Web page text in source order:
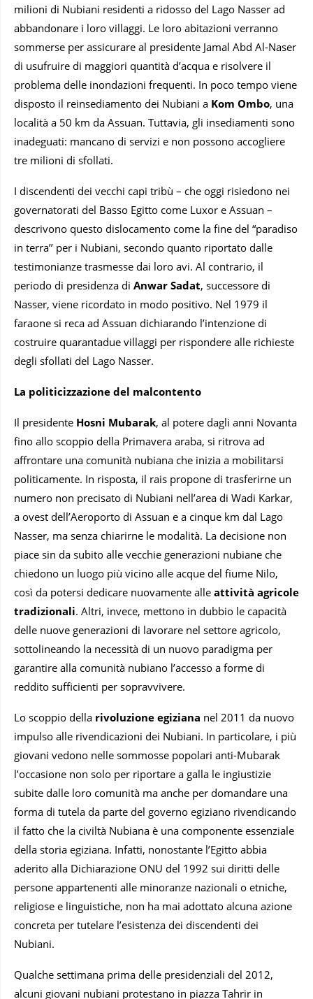
milioni di Nubiani residenti a ridosso del Lago Nasser ad
abbandonare i loro villaggi. Le loro abitazioni verranno
sommerse per assicurare al presidente Jamal Abd Al-Naser
di usufruire di maggiori quantità d’acqua e risolvere il
problema delle inondazioni frequenti. In poco tempo viene
disposto il reinsediamento dei Nubiani a Kom Ombo, una
località a 50 km da Assuan. Tuttavia, gli insediamenti sono
inadeguati: mancano di servizi e non possono accogliere
tre milioni di sfollati.
I discendenti dei vecchi capi tribù – che oggi risiedono nei
governatorati del Basso Egitto come Luxor e Assuan –
descrivono questo dislocamento come la fine del “paradiso
in terra’’ per i Nubiani, secondo quanto riportato dalle
testimonianze trasmesse dai loro avi. Al contrario, il
periodo di presidenza di Anwar Sadat, successore di
Nasser, viene ricordato in modo positivo. Nel 1979 il
faraone si reca ad Assuan dichiarando l’intenzione di
costruire quarantadue villaggi per rispondere alle richieste
degli sfollati del Lago Nasser.
La politicizzazione del malcontento
Il presidente Hosni Mubarak, al potere dagli anni Novanta
fino allo scoppio della Primavera araba, si ritrova ad
affrontare una comunità nubiana che inizia a mobilitarsi
politicamente. In risposta, il rais propone di trasferirne un
numero non precisato di Nubiani nell’area di Wadi Karkar,
a ovest dell’Aeroporto di Assuan e a cinque km dal Lago
Nasser, ma senza chiarirne le modalità. La decisione non
piace sin da subito alle vecchie generazioni nubiane che
chiedono un luogo più vicino alle acque del fiume Nilo,
così da potersi dedicare nuovamente alle attività agricole
tradizionali. Altri, invece, mettono in dubbio le capacità
delle nuove generazioni di lavorare nel settore agricolo,
sottolineando la necessità di un nuovo paradigma per
garantire alla comunità nubiano l’accesso a forme di
reddito sufficienti per sopravvivere.
Lo scoppio della rivoluzione egiziana nel 2011 da nuovo
impulso alle rivendicazioni dei Nubiani. In particolare, i più
giovani vedono nelle sommosse popolari anti-Mubarak
l’occasione non solo per riportare a galla le ingiustizie
subite dalle loro comunità ma anche per domandare una
forma di tutela da parte del governo egiziano rivendicando
il fatto che la civiltà Nubiana è una componente essenziale
della storia egiziana. Infatti, nonostante l’Egitto abbia
aderito alla Dichiarazione ONU del 1992 sui diritti delle
persone appartenenti alle minoranze nazionali o etniche,
religiose e linguistiche, non ha mai adottato alcuna azione
concreta per tutelare l’esistenza dei discendenti dei
Nubiani.
Qualche settimana prima delle presidenziali del 2012,
alcuni giovani nubiani protestano in piazza Tahrir in